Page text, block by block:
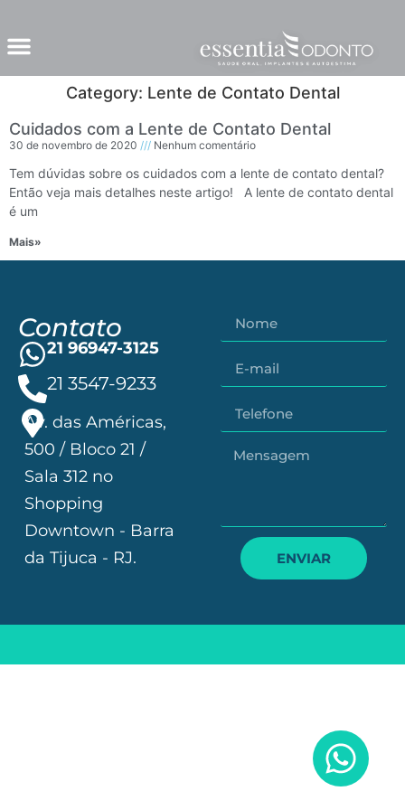
Category: Lente de Contato Dental
Cuidados com a Lente de Contato Dental
30 de novembro de 2020 Nenhum comentário
Tem dúvidas sobre os cuidados com a lente de contato dental?
Então veja mais detalhes neste artigo! A lente de contato dental
é um
Mais»
Contato
21 96947-3125
21 3547-9233
Av. das Américas,
500 / Bloco 21 /
Sala 312 no
Shopping
Downtown - Barra
da Tijuca - RJ.
ENVIAR